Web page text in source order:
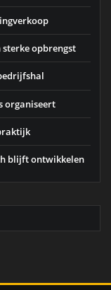
sterke opbrengst
organiseert
blijft ontwikkelen